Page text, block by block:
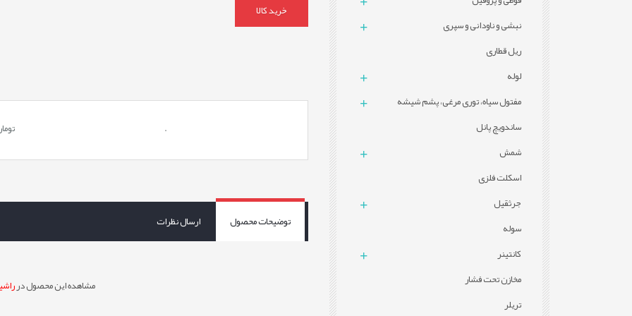
خرید کالا
.
توضیحات محصول ارسال نظرات
مشاهده این محصول در
نبشی و ناودانی و سپری
ریل قطاری
لوله
مفتول سیاه، توری مرغی، پشم شیشه
ساندویچ پانل
شمش
اسکلت فلزی
جرثقیل
سوله
کانتینر
مخازن تحت فشار
تریلر